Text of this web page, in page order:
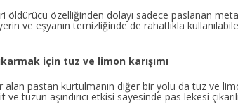
öldürücü özelliğinden dolayı sadece paslanan
ve eşyanın temizliğinde de rahatlıkla
için tuz ve limon karışımı
pastan kurtulmanın diğer bir yolu da tuz ve
tuzun aşındırıcı etkisi sayesinde pas lekesi